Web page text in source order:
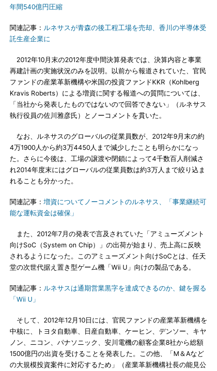
年間540億円圧縮
関連記事： ルネサスが青森の後工程工場を売却、香川の半導体受
託生産企業に
2012年10月末の2012年度中間決算発表では、決算内容と事業
再建計画の実施状況のみを説明。以前から報道されていた、官民
ファンドの産業革新機構や米国の投資ファンドKKR（Kohlberg
Kravis Roberts）による増資に関する報道への質問については、
「当社から発表したものではないので回答できない」（ルネサス
執行役員の佐川雅彦氏）とノーコメントを貫いた。
なお、ルネサスのグローバルの従業員数が、2012年9月末の約
4万1900人から約3万4450人まで減少したことも明らかになっ
た。さらに今後は、工場の譲渡や閉鎖によって4千数百人削減さ
れ2014年度末にはグローバルの従業員数は約3万人まで絞り込ま
れることも分かった。
関連記事： 増資についてノーコメントのルネサス、「事業継続可
能な運転資金は確保」
また、2012年7月の発表で言及されていた「アミューズメント
向けSoC（System on Chip）」の出荷が始まり、売上高に反映
されるようになった。このアミューズメント向けSoCとは、任天
堂の次世代据え置き型ゲーム機「Wii U」向けの製品である。
関連記事： ルネサスは通期営業黒字を達成できるのか、鍵を握る
「Wii U」
そして、2012年12月10日には、官民ファンドの産業革新機構を
中核に、トヨタ自動車、日産自動車、ケーヒン、デンソー、キヤ
ノン、ニコン、パナソニック、安川電機の顧客企業8社から総額
1500億円の出資を受けることを発表した。この他、「M＆Aなど
の大規模投資案件に対応するため」（産業革新機構社長の能見公